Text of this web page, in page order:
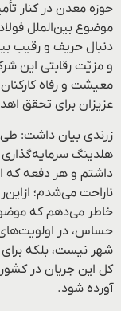
موضوع بین‌الملل
دنبال حریف و رقیب
و مزیّت رقابتی این
معیشت و رفاه
عزیزان برای تحقق
زرندی بیان داشت:
هلدینگ
داشتم و هر دفعه که از
ناراحت می‌شدم؛
خاطر می‌دهم که
حساس، در
شهر نیست، بلکه
کل این جریان در
آورده شود.